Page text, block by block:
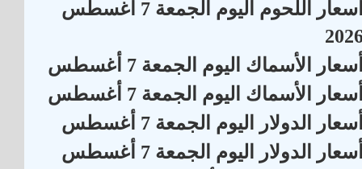
أسعار اللحوم اليوم الجمعة 7 أغسطس
الأسماك اليوم الجمعة 7 أغسطس
الأسماك اليوم الجمعة 7 أغسطس
الدولار اليوم الجمعة 7 أغسطس
الدولار اليوم الجمعة 7 أغسطس